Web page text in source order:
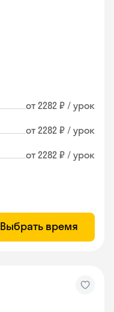
от 2282 ₽ / урок
от 2282 ₽ / урок
от 2282 ₽ / урок
Выбрать время